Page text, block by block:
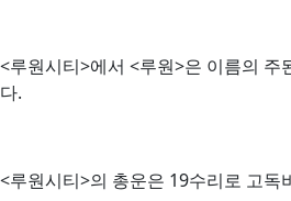
<루원시티>에서 <루원>은 이름의
다.
<루원시티>의 총운은 19수리로 고